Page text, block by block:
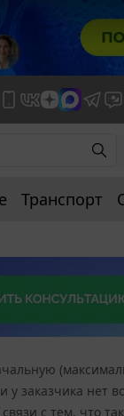
Транспорт
заказчика нет
с тем, что